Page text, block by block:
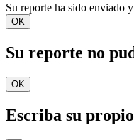
Su reporte ha sido enviado
OK
Su reporte no
OK
Escriba su